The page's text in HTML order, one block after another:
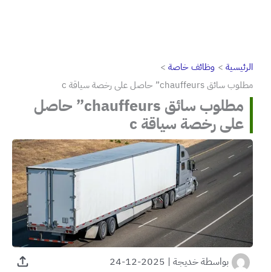
الرئيسية
وظائف خاصة
مطلوب سائق chauffeurs” حاصل على رخصة سياقة c
مطلوب سائق chauffeurs” حاصل
على رخصة سياقة c
بواسطةخديجة |
2025-12-24